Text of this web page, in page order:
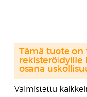
Valmistettu
Tämä tuote on
rekisteröidyille
osana